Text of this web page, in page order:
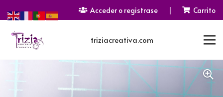
Acceder o registrase | Carrito
triziacreativa.com